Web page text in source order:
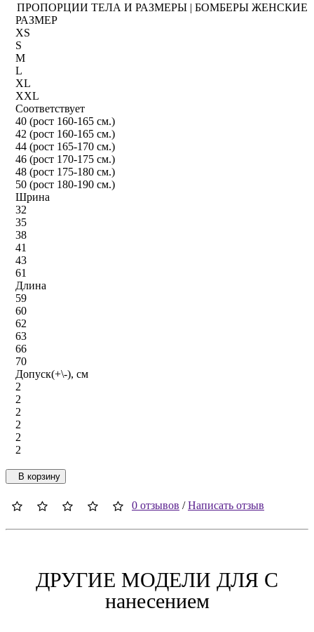
ПРОПОРЦИИ ТЕЛА И РАЗМЕРЫ | БОМБЕРЫ ЖЕНСКИЕ
РАЗМЕР
XS
S
M
L
XL
XXL
Соответствует
40 (рост 160-165 см.)
42 (рост 160-165 см.)
44 (рост 165-170 см.)
46 (рост 170-175 см.)
48 (рост 175-180 см.)
50 (рост 180-190 см.)
Шрина
32
35
38
41
43
61
Длина
59
60
62
63
66
70
Допуск(+\-), см
2
2
2
2
2
2
В корзину
0 отзывов /Написать отзыв
ДРУГИЕ МОДЕЛИ ДЛЯ C
нанесением